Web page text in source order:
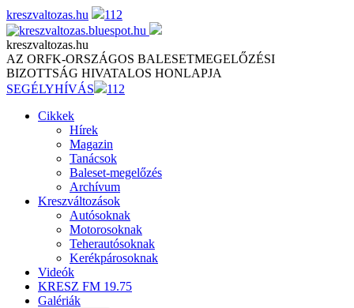
Skip
to
content
kreszvaltozas.hu 112
kreszvaltozas.hu
AZ ORFK-ORSZÁGOS BALESETMEGELŐZÉSI
BIZOTTSÁG HIVATALOS HONLAPJA
SEGÉLYHÍVÁS
112
Cikkek
Hírek
Magazin
Tanácsok
Baleset-megelőzés
Archívum
Kreszváltozások
Autósoknak
Motorosoknak
Teherautósoknak
Kerékpárosoknak
Videók
KRESZ FM 19.75
Galériák